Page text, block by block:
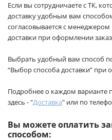
Если вы сотрудничаете с ТК,
доставку удобным вам
согласовывается с менеджером
доставки при оформлении
Выбрать удобный вам способ
“Выбор способа доставки” при
Подробнее о каждом варианте
здесь - "Доставка" или по
Вы можете оплатить
способом: